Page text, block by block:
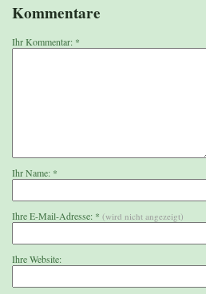
Kommentare
Ihr Kommentar: *
Ihr Name: *
Ihre E-Mail-Adresse: * (wird nicht angezeigt)
Ihre Website: